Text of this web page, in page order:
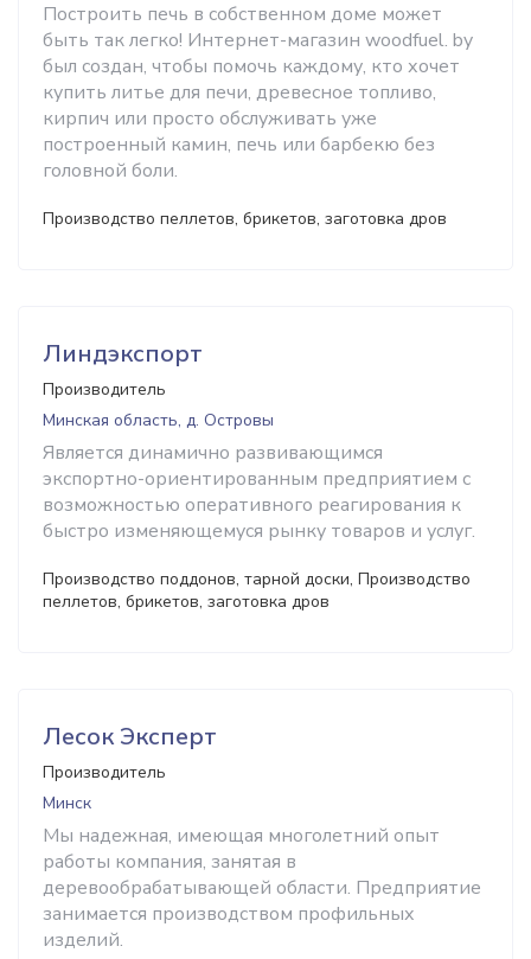
Построить печь в собственном доме может
быть так легко! Интернет-магазин woodfuel. by
был создан, чтобы помочь каждому, кто хочет
купить литье для печи, древесное топливо,
кирпич или просто обслуживать уже
построенный камин, печь или барбекю без
головной боли.
Производство пеллетов, брикетов, заготовка дров
Линдэкспорт
Производитель
Минская область, д. Островы
Является динамично развивающимся
экспортно-ориентированным предприятием с
возможностью оперативного реагирования к
быстро изменяющемуся рынку товаров и услуг.
Производство поддонов, тарной доски, Производство
пеллетов, брикетов, заготовка дров
Лесок Эксперт
Производитель
Минск
Мы надежная, имеющая многолетний опыт
работы компания, занятая в
деревообрабатывающей области. Предприятие
занимается производством профильных
изделий.